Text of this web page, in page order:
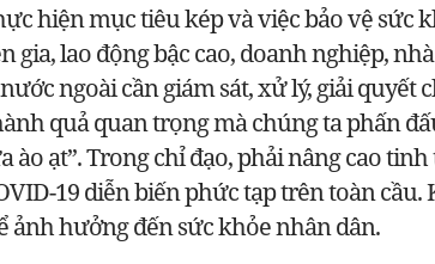
hiện mục tiêu kép và việc bảo vệ sức
gia, lao động bậc cao, doanh nghiệp,
ngoài cần giám sát, xử lý, giải quyết
quả quan trọng mà chúng ta phấn
ào ạt”. Trong chỉ đạo, phải nâng cao
19 diễn biến phức tạp trên toàn
ảnh hưởng đến sức khỏe nhân dân.